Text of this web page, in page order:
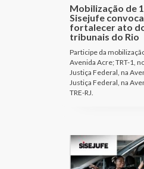
Mobilização de
Sisejufe
fortalecer ato
tribunais do Rio
Participe da
Avenida Acre; TRT-1,
Justiça Federal, na
Justiça Federal, na
TRE-RJ.